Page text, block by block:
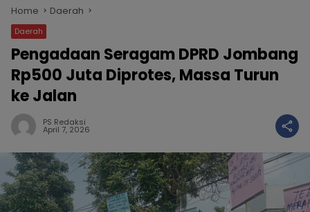
Home Daerah
Daerah
Pengadaan Seragam DPRD Jombang
Rp500 Juta Diprotes, Massa Turun
ke Jalan
PS Redaksi
April 7, 2026